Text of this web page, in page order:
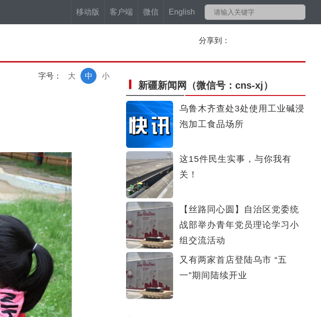
移动版 客户端 微信 English
分享到：
字号： 小
中
大
新疆新闻网 （微信号：cns-xj）
乌鲁木齐查处3处使用工业碱浸
泡加工食品场所
这15件民生实事，与你我有
关！
【丝路同心圆】自治区党委统
战部举办青年党员理论学习小
组交流活动
又有两家首店登陆乌市 “五
一”期间陆续开业
【新疆故事】树木年轮“翻译官”尚华明